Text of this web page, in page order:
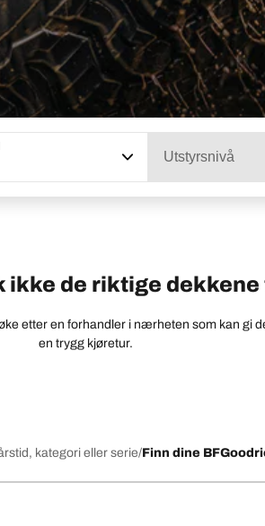
Utstyrsnivå
ikke de riktige
etter en forhandler i nærheten som kan gi
en trygg kjøretur.
kategori eller serie Finn dine